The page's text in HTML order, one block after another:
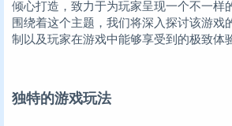
倾心打造，致力于为玩家呈现一个不一样
围绕着这个主题，我们将深入探讨该游戏
制以及玩家在游戏中能够享受到的极致体
独特的游戏玩法